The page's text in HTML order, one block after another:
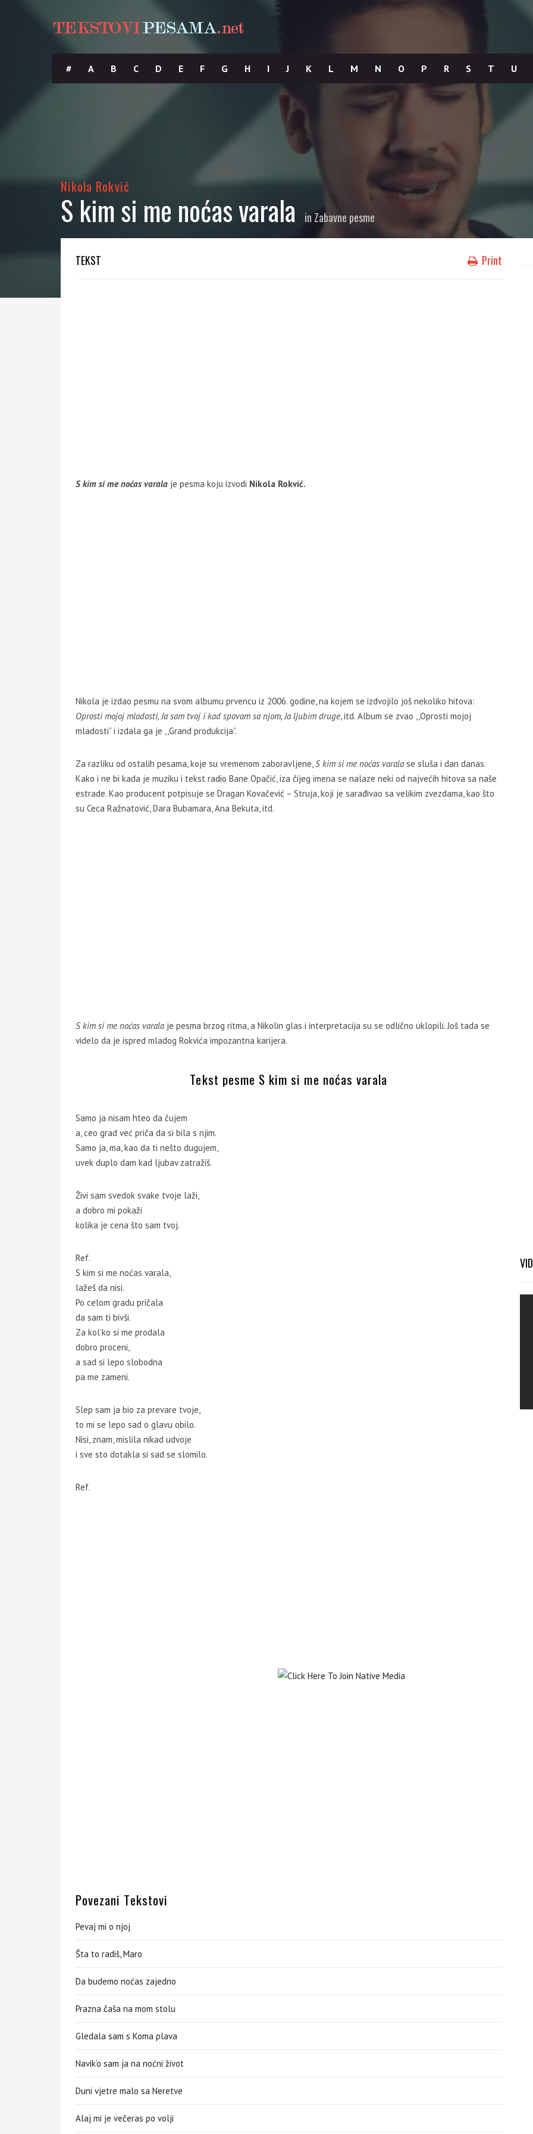
# A B C D E F G H I J K L M N O P R S T U
Nikola Rokvić
S kim si me noćas varala in Zabavne pesme
TEKST Print
S kim si me noćas varala je pesma koju izvodi Nikola Rokvić.
Nikola je izdao pesmu na svom albumu prvencu iz 2006. godine, na kojem se izdvojilo još nekoliko hitova:
Oprosti mojoj mladosti, Ja sam tvoj i kad spavam sa njom, Ja ljubim druge, itd. Album se zvao ,,Oprosti mojoj
mladosti” i izdala ga je ,,Grand produkcija”.
Za razliku od ostalih pesama, koje su vremenom zaboravljene,S kim si me noćas varala se sluša i dan danas.
Kako i ne bi kada je muziku i tekst radio Bane Opačić, iza čijeg imena se nalaze neki od najvećih hitova sa naše
estrade. Kao producent potpisuje se Dragan Kovačević – Struja, koji je sarađivao sa velikim zvezdama, kao što
su Ceca Ražnatović, Dara Bubamara, Ana Bekuta, itd.
S kim si me noćas varala je pesma brzog ritma, a Nikolin glas i interpretacija su se odlično uklopili. Još tada se
videlo da je ispred mladog Rokvića impozantna karijera.
Tekst pesme S kim si me noćas varala
Samo ja nisam hteo da čujem
a, ceo grad već priča da si bila s njim.
Samo ja, ma, kao da ti nešto dugujem,
uvek duplo dam kad ljubav zatražiš.
Živi sam svedok svake tvoje laži,
a dobro mi pokaži
kolika je cena što sam tvoj.
Ref.
S kim si me noćas varala,
lažeš da nisi.
Po celom gradu pričala
da sam ti bivši.
Za kol’ko si me prodala
dobro proceni,
a sad si lepo slobodna
pa me zameni.
Slep sam ja bio za prevare tvoje,
to mi se lepo sad o glavu obilo.
Nisi, znam, mislila nikad udvoje
i sve sto dotakla si sad se slomilo.
Ref.
Povezani Tekstovi
Pevaj mi o njoj
Šta to radiš, Maro
Da budemo noćas zajedno
Prazna čaša na mom stolu
Gledala sam s Koma plava
Navik’o sam ja na noćni život
Duni vjetre malo sa Neretve
Alaj mi je večeras po volji